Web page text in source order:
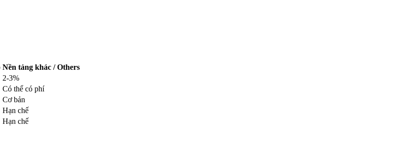
Nền tảng khác / Others
2-3%
Có thể có phí
Cơ bản
Hạn chế
Hạn chế